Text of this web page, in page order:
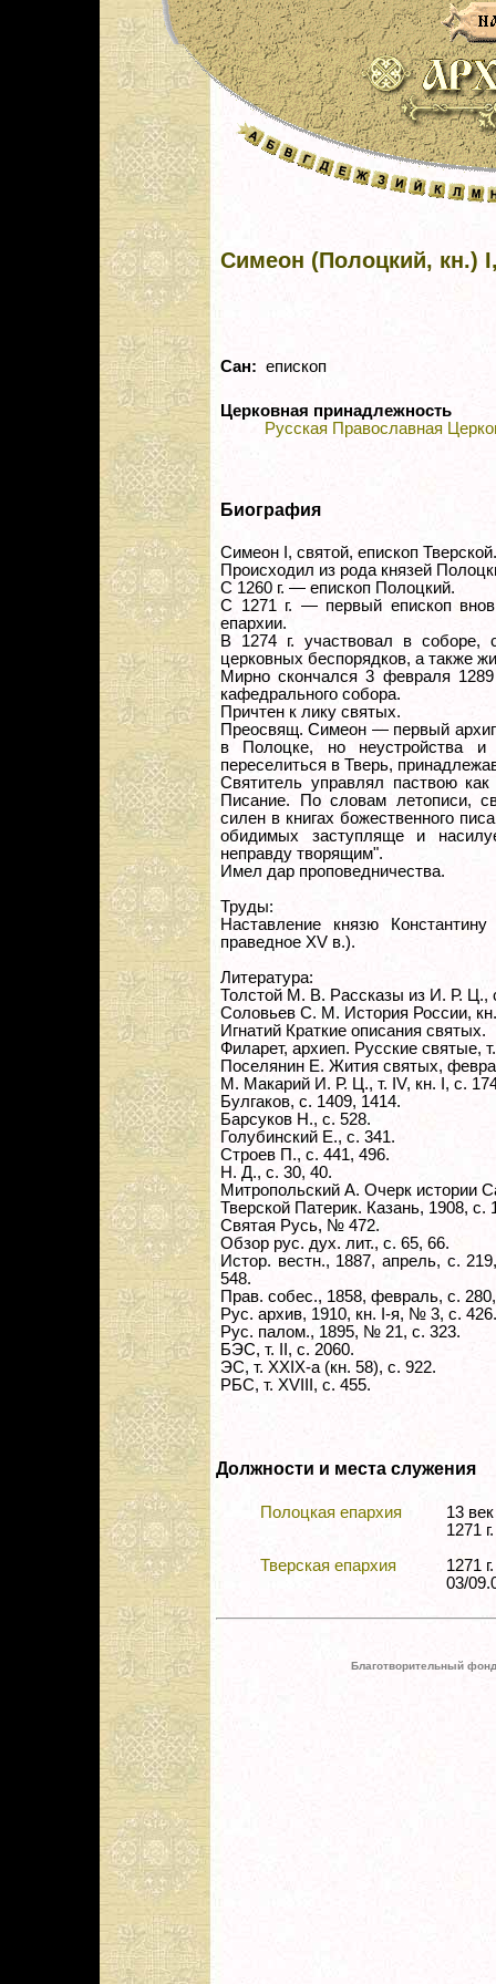
Симеон (Полоцкий, кн.)
Сан: епископ
Церковная принадлежность
Русская Православная
Биография
Симеон I, святой, епископ Тверской.
Происходил из рода князей
С 1260 г. — епископ Полоцкий.
С 1271 г. — первый епископ
епархии.
В 1274 г. участвовал в соборе,
церковных беспорядков, а также
Мирно скончался 3 февраля
кафедрального собора.
Причтен к лику святых.
Преосвящ. Симеон — первый
в Полоцке, но неустройства и
переселиться в Тверь,
Святитель управлял паствою
Писание. По словам летописи,
силен в книгах божественного
обидимых заступляще и
неправду творящим".
Имел дар проповедничества.
Труды:
Наставление князю
праведное XV в.).
Литература:
Толстой М. В. Рассказы из И. Р. Ц.,
Соловьев С. М. История России,
Игнатий Краткие описания святых.
Филарет, архиеп. Русские святые,
Поселянин Е. Жития святых,
М. Макарий И. Р. Ц., т. IV, кн. I, с.
Булгаков, с. 1409, 1414.
Барсуков Н., с. 528.
Голубинский Е., с. 341.
Строев П., с. 441, 496.
Н. Д., с. 30, 40.
Митропольский А. Очерк истории
Тверской Патерик. Казань, 1908, с.
Святая Русь, № 472.
Обзор рус. дух. лит., с. 65, 66.
Истор. вестн., 1887, апрель, с.
548.
Прав. собес., 1858, февраль, с.
Рус. архив, 1910, кн. I-я, № 3, с. 426.
Рус. палом., 1895, № 21, с. 323.
БЭС, т. II, с. 2060.
ЭС, т. XXIX-а (кн. 58), с. 922.
РБС, т. XVIII, с. 455.
Должности и места служения
Полоцкая епархия
13
1271
Тверская епархия
1271
03/
Благотворительный